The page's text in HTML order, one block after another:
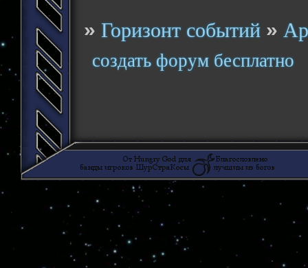
»Горизонт событий »
создать форум бесплатно